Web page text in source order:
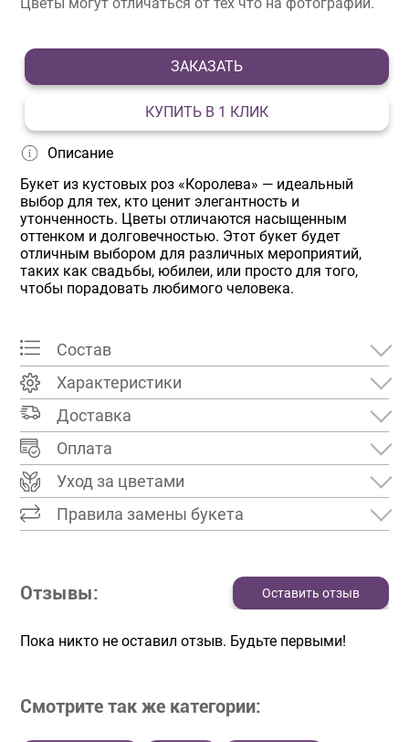
Цветы могут отличаться от тех что на фотографии.
ЗАКАЗАТЬ
КУПИТЬ В 1 КЛИК
Описание
Букет из кустовых роз «Королева» — идеальный
выбор для тех, кто ценит элегантность и
утонченность. Цветы отличаются насыщенным
оттенком и долговечностью. Этот букет будет
отличным выбором для различных мероприятий,
таких как свадьбы, юбилеи, или просто для того,
чтобы порадовать любимого человека.
Состав
Характеристики
Доставка
Оплата
Уход за цветами
Правила замены букета
Отзывы: Оставить отзыв
Пока никто не оставил отзыв. Будьте первыми!
Смотрите так же категории: